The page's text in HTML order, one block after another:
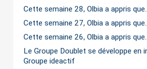
Cette semaine 28, Olbia a appris
Cette semaine 27, Olbia a appris
Cette semaine 26, Olbia a appris
Le Groupe Doublet se développe en
Groupe ideactif